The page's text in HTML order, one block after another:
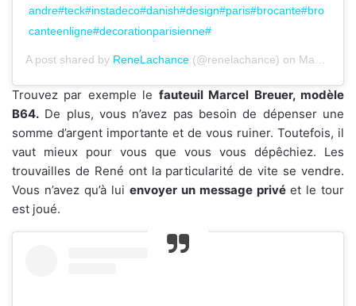
andre#teck#instadeco#danish#design#paris#brocante#bro
canteenligne#decorationparisienne#
A post shared by ReneLachance (@renelachance) on May 7, 2020 at 1:34pm PDT
Trouvez par exemple le fauteuil Marcel Breuer, modèle
B64. De plus, vous n’avez pas besoin de dépenser une
somme d’argent importante et de vous ruiner. Toutefois, il
vaut mieux pour vous que vous vous dépêchiez. Les
trouvailles de René ont la particularité de vite se vendre.
Vous n’avez qu’à lui envoyer un message privé et le tour
est joué.